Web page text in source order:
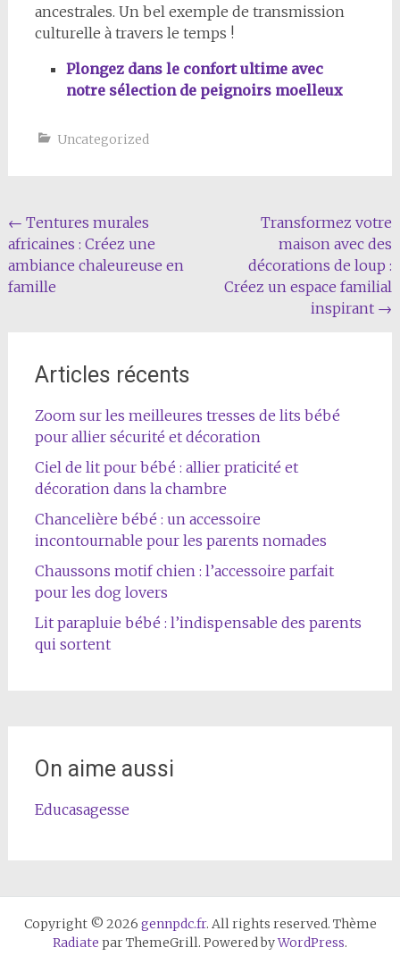
ancestrales. Un bel exemple de transmission
culturelle à travers le temps !
Plongez dans le confort ultime avec
notre sélection de peignoirs moelleux
Uncategorized
Navigation
de
l'article
← Tentures murales
africaines : Créez une
ambiance chaleureuse en
famille
Transformez votre
maison avec des
décorations de loup :
Créez un espace familial
inspirant →
Articles récents
Zoom sur les meilleures tresses de lits bébé
pour allier sécurité et décoration
Ciel de lit pour bébé : allier praticité et
décoration dans la chambre
Chancelière bébé : un accessoire
incontournable pour les parents nomades
Chaussons motif chien : l’accessoire parfait
pour les dog lovers
Lit parapluie bébé : l’indispensable des parents
qui sortent
On aime aussi
Educasagesse
Copyright © 2026 gennpdc.fr. All rights reserved. Thème
Radiate par ThemeGrill. Powered byWordPress.